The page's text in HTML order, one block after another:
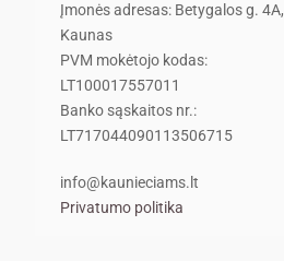
Įmonės adresas: Betygalos g. 4A,
Kaunas
PVM mokėtojo kodas:
LT100017557011
Banko sąskaitos nr.:
LT717044090113506715
info@kaunieciams.lt
Privatumo politika